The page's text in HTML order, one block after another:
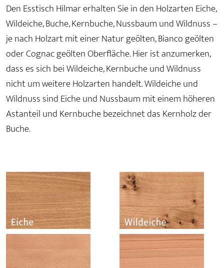
Den Esstisch Hilmar erhalten Sie in den Holzarten Eiche,
Wildeiche, Buche, Kernbuche, Nussbaum und Wildnuss –
je nach Holzart mit einer Natur geölten, Bianco geölten
oder Cognac geölten Oberfläche. Hier ist anzumerken,
dass es sich bei Wildeiche, Kernbuche und Wildnuss
nicht um weitere Holzarten handelt. Wildeiche und
Wildnuss sind Eiche und Nussbaum mit einem höheren
Astanteil und Kernbuche bezeichnet das Kernholz der
Buche.